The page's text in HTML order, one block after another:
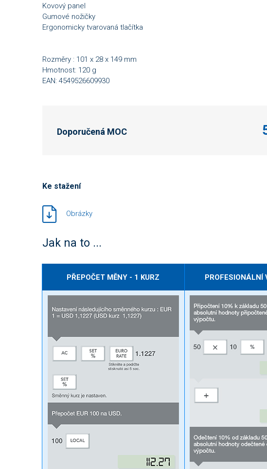
Kovový panel
Gumové nožičky
Ergonomicky tvarovaná tlačítka
Rozměry : 101 x 28 x 149 mm
Hmotnost: 120 g
EAN: 4549526609930
Doporučená MOC
Ke stažení
Obrázky
Jak na to ...
PŘEPOČET MĚNY - 1 KURZ PROFESIONÁLNÍ